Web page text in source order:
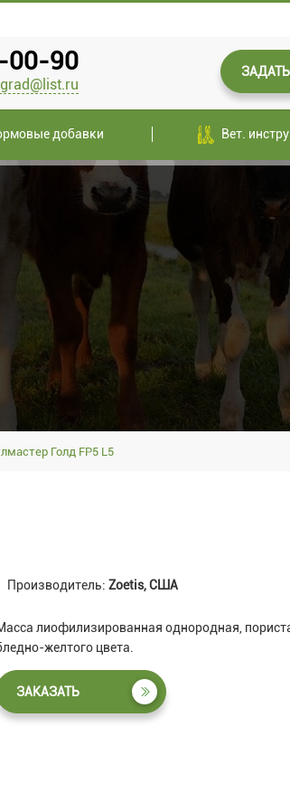
00-90
добавки Вет.
Голд FP5 L5
Производитель:Zoetis, США
лиофилизированная однородная,
желтого цвета.
ЗАКАЗАТЬ